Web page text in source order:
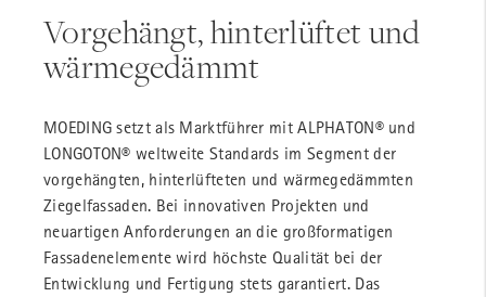
Vorgehängt, hinterlüftet und
wärmegedämmt
MOEDING setzt als Marktführer mit ALPHATON® und
LONGOTON® weltweite Standards im Segment der
vorgehängten, hinterlüfteten und wärmegedämmten
Ziegelfassaden. Bei innovativen Projekten und
neuartigen Anforderungen an die großformatigen
Fassadenelemente wird höchste Qualität bei der
Entwicklung und Fertigung stets garantiert. Das